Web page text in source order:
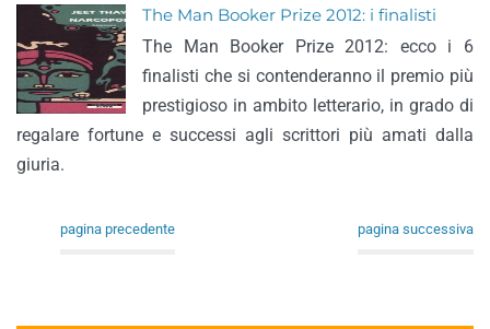
The Man Booker Prize 2012: i finalisti
The Man Booker Prize 2012: ecco i 6
finalisti che si contenderanno il premio più
prestigioso in ambito letterario, in grado di
regalare fortune e successi agli scrittori più amati dalla
giuria.
pagina precedente pagina successiva